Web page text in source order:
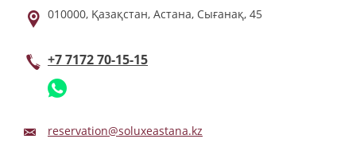
010000, Қазақстан, Астана, Сығанақ, 45
+7 7172 70-15-15
reservation@soluxeastana.kz